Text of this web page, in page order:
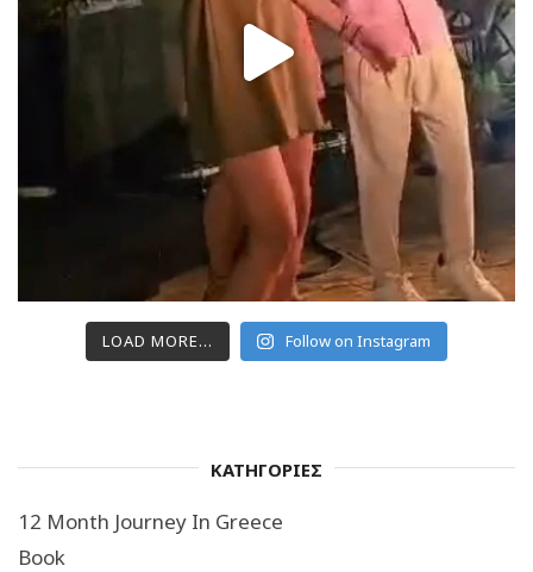
LOAD MORE... Follow on Instagram
ΚΑΤΗΓΟΡΙΕΣ
12 Month Journey In Greece
Book